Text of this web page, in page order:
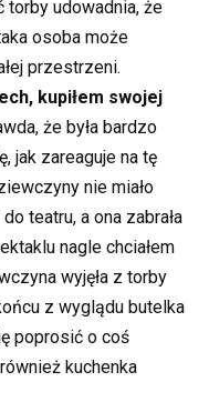
torby udowadnia, że
osoba może
przestrzeni.
kupiłem swojej
że była bardzo
jak zareaguje na tę
nie miało
teatru, a ona zabrała
nagle chciałem
wyjęła z torby
z wyglądu butelka
poprosić o coś
kuchenka